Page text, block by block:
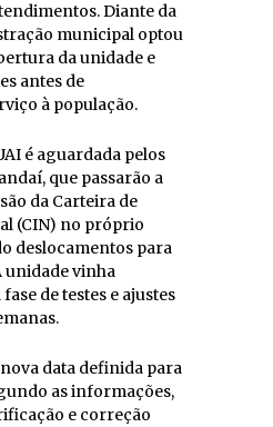
Diante da
municipal optou
da unidade e
antes de
à população.
é aguardada pelos
que passarão a
da Carteira de
(CIN) no próprio
deslocamentos para
unidade vinha
de testes e ajustes
data definida para
as informações,
e correção